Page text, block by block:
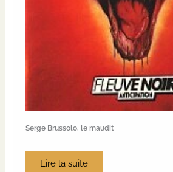
Serge Brussolo, le maudit
Lire la suite